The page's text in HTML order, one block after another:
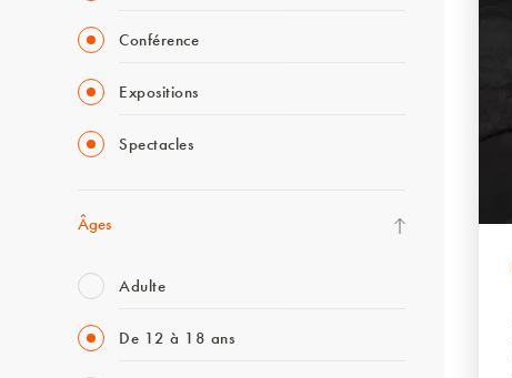
Conférence
Expositions
Spectacles
Âges
Adulte
De 12 à 18 ans